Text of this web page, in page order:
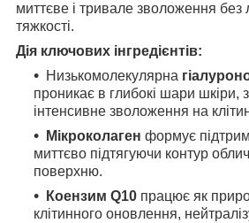
миттєве і тривале зволоження без
тяжкості.
Дія ключових інгредієнтів:
Низькомолекулярна
проникає в глибокі шари шкіри,
інтенсивне зволоження на
Мікроколаген формує
миттєво підтягуючи контур
поверхню.
Коензим Q10 працює як
клітинного оновлення,